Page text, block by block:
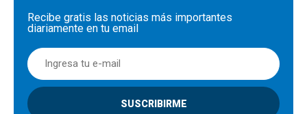
Recibe gratis las noticias más importantes
diariamente en tu email
SUSCRIBIRME